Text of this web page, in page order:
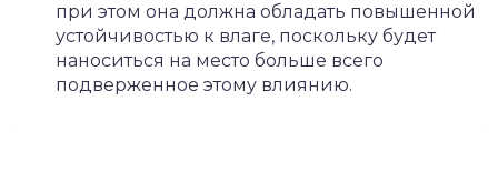
при этом она должна обладать повышенной
устойчивостью к влаге, поскольку будет
наноситься на место больше всего
подверженное этому влиянию.